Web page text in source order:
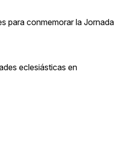
para conmemorar la Jornada
eclesiásticas en